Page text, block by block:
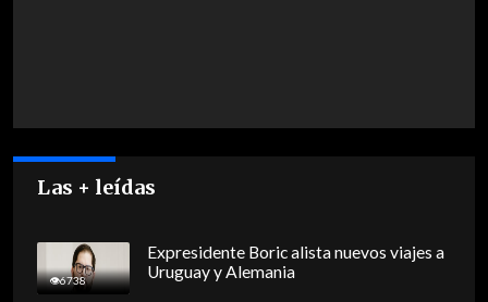
Las + leídas
6738
Expresidente Boric alista nuevos viajes a
Uruguay y Alemania